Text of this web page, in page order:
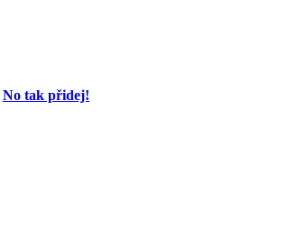
No tak přidej!